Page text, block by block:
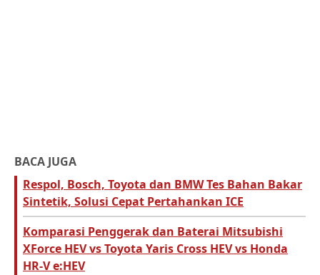
BACA JUGA
Respol, Bosch, Toyota dan BMW Tes Bahan Bakar
Sintetik, Solusi Cepat Pertahankan ICE
Komparasi Penggerak dan Baterai Mitsubishi
XForce HEV vs Toyota Yaris Cross HEV vs Honda
HR-V e:HEV